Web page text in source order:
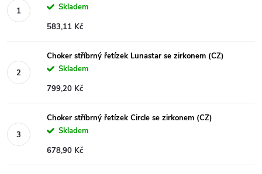
Skladem
583,11 Kč
Choker stříbrný řetízek Lunastar se zirkonem (CZ)
Skladem
799,20 Kč
Choker stříbrný řetízek Circle se zirkonem (CZ)
Skladem
678,90 Kč